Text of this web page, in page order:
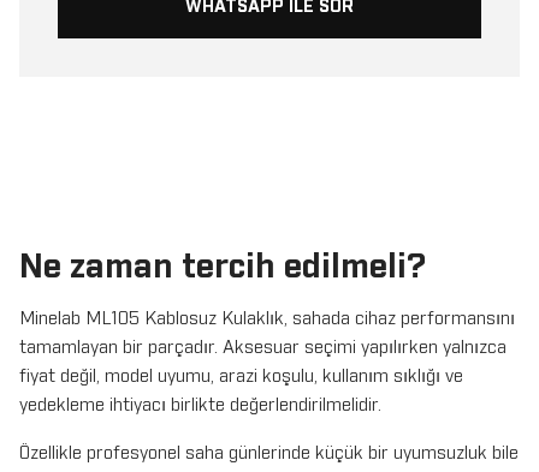
WHATSAPP ILE SOR
Ne zaman tercih edilmeli?
Minelab ML105 Kablosuz Kulaklık, sahada cihaz performansını
tamamlayan bir parçadır. Aksesuar seçimi yapılırken yalnızca
fiyat değil, model uyumu, arazi koşulu, kullanım sıklığı ve
yedekleme ihtiyacı birlikte değerlendirilmelidir.
Özellikle profesyonel saha günlerinde küçük bir uyumsuzluk bile